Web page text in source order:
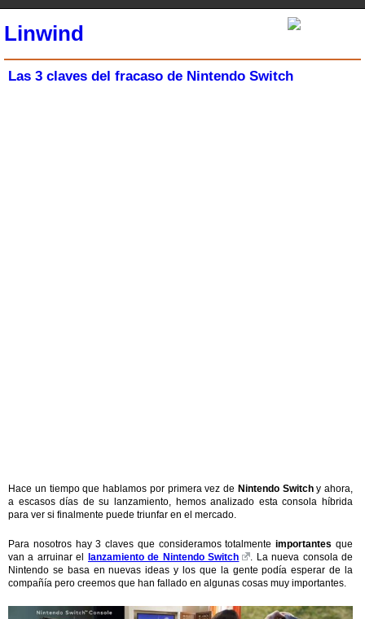
Linwind
Las 3 claves del fracaso de Nintendo Switch
Hace un tiempo que hablamos por primera vez de Nintendo Switchy ahora,
a escasos días de su lanzamiento, hemos analizado esta consola híbrida
para ver si finalmente puede triunfar en el mercado.
Para nosotros hay 3 claves que consideramos totalmenteimportantes que
van a arruinar el
lanzamiento de Nintendo Switch
. La nueva consola de
Nintendo se basa en nuevas ideas y los que la gente podía esperar de la
compañía pero creemos que han fallado en algunas cosas muy importantes.